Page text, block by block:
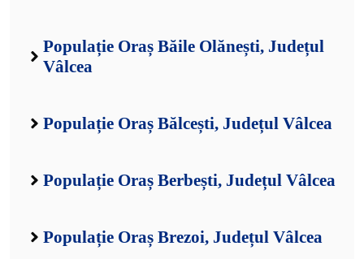
Populație Oraș Băile Olănești, Județul
Vâlcea
Populație Oraș Bălcești, Județul Vâlcea
Populație Oraș Berbești, Județul Vâlcea
Populație Oraș Brezoi, Județul Vâlcea